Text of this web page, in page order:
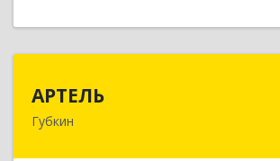
АРТЕЛЬ
Губкин309181, Белгородская обл,